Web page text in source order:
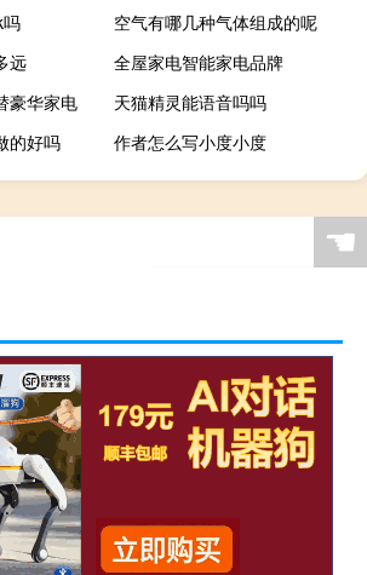
空气有哪几种气体组成的呢
远
全屋家电智能家电品牌
豪华家电
天猫精灵能语音吗吗
的好吗
作者怎么写小度小度
☚